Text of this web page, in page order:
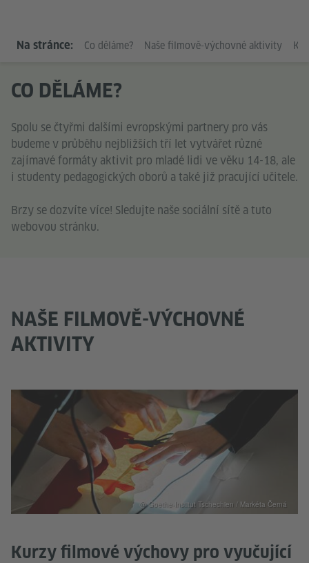
Na stránce: Co děláme? Naše filmově-výchovné aktivity
CO DĚLÁME?
Spolu se čtyřmi dalšími evropskými partnery pro vás
budeme v průběhu nejbližších tří let vytvářet různé
zajímavé formáty aktivit pro mladé lidi ve věku 14-18, ale
i studenty pedagogických oborů a také již pracující učitele.
Brzy se dozvíte více! Sledujte naše sociální sítě a tuto
webovou stránku.
NAŠE FILMOVĚ-VÝCHOVNÉ
AKTIVITY
Kurzy filmové výchovy pro vyučující
@ Goethe-Institut Tschechien / Markéta Černá